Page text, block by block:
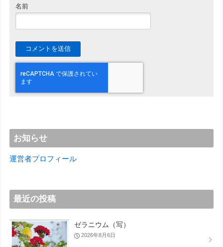
名前
お知らせ
運営者プロフィール
最近の投稿
ゼラニウム（写）
2026年8月6日